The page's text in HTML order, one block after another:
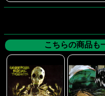
こちらの商品も